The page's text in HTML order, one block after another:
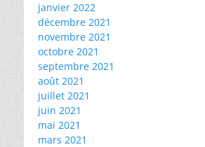
janvier 2022
décembre 2021
novembre 2021
octobre 2021
septembre 2021
août 2021
juillet 2021
juin 2021
mai 2021
mars 2021